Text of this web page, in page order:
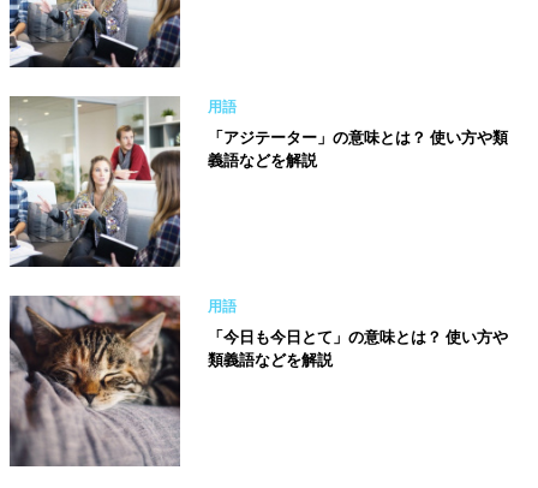
用語
「アジテーター」の意味とは？ 使い方や類
義語などを解説
用語
「今日も今日とて」の意味とは？ 使い方や
類義語などを解説